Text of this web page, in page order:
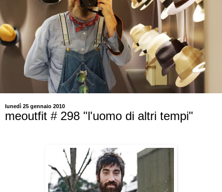
lunedì 25 gennaio 2010
meoutfit # 298 "l'uomo di altri tempi"